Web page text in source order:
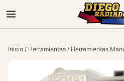
Inicio / Herramientas / Herramientas